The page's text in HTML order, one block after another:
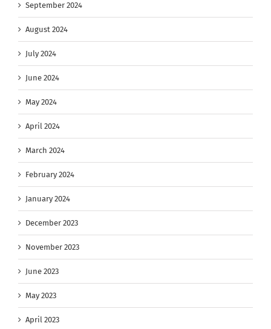
September 2024
August 2024
July 2024
June 2024
May 2024
April 2024
March 2024
February 2024
January 2024
December 2023
November 2023
June 2023
May 2023
April 2023